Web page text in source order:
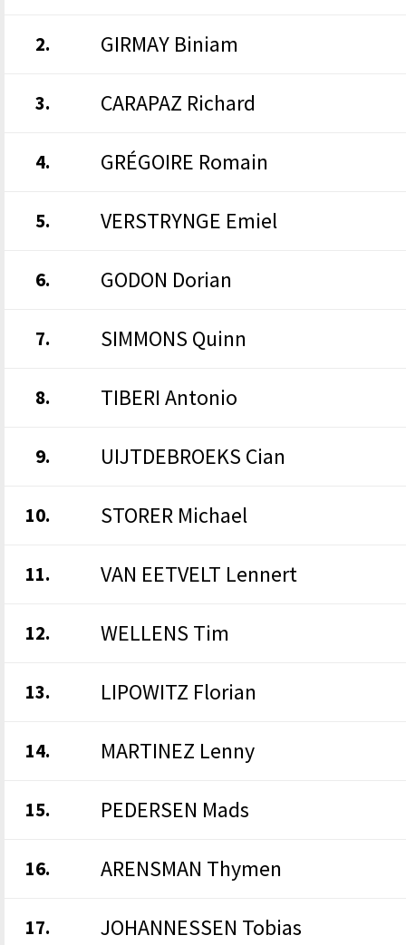
2. GIRMAY Biniam
3. CARAPAZ Richard
4. GRÉGOIRE Romain
5. VERSTRYNGE Emiel
6. GODON Dorian
7. SIMMONS Quinn
8. TIBERI Antonio
9. UIJTDEBROEKS Cian
10. STORER Michael
11. VAN EETVELT Lennert
12. WELLENS Tim
13. LIPOWITZ Florian
14. MARTINEZ Lenny
15. PEDERSEN Mads
16. ARENSMAN Thymen
17. JOHANNESSEN Tobias